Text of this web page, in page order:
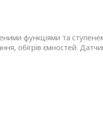
функціями та
обігрів ємностей.